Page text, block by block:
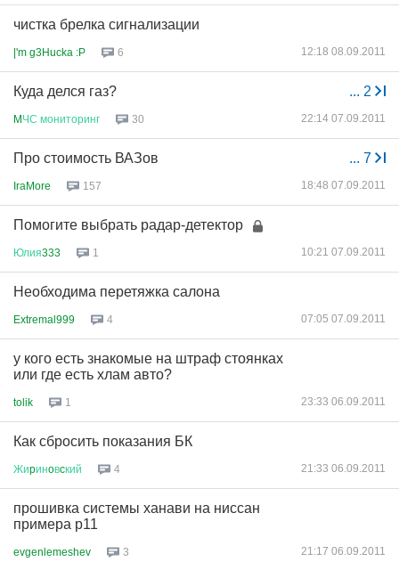
чистка брелка сигнализации
|'m g3Hucka :P 6 12:18 08.09.2011
... 2
Куда делся газ?
MЧС мониторинг 30 22:14 07.09.2011
... 7
Про стоимость ВАЗов
IraMore 157 18:48 07.09.2011
Помогите выбрать радар-детектор
Юлия333 1 10:21 07.09.2011
Необходима перетяжка салона
Extremal999 4 07:05 07.09.2011
у кого есть знакомые на штраф стоянках
или где есть хлам авто?
tolik 1 23:33 06.09.2011
Как сбросить показания БК
Жиpинoвcкий 4 21:33 06.09.2011
прошивка системы ханави на ниссан
примера р11
evgenlemeshev 3 21:17 06.09.2011